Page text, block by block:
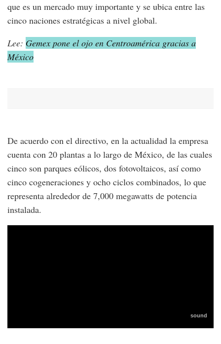
que es un mercado muy importante y se ubica entre las
cinco naciones estratégicas a nivel global.
Lee: Gemex pone el ojo en Centroamérica gracias a
México
De acuerdo con el directivo, en la actualidad la empresa
cuenta con 20 plantas a lo largo de México, de las cuales
cinco son parques eólicos, dos fotovoltaicos, así como
cinco cogeneraciones y ocho ciclos combinados, lo que
representa alrededor de 7,000 megawatts de potencia
instalada.